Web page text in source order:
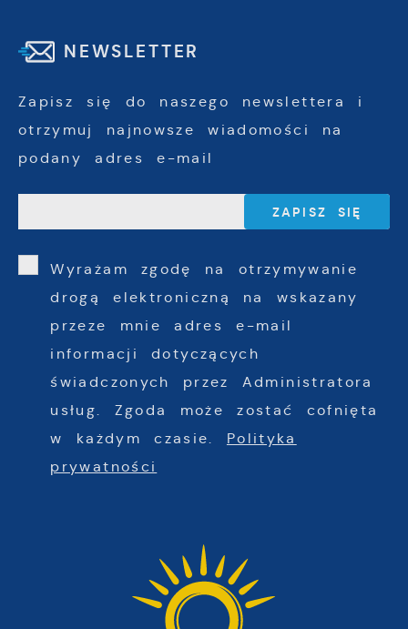
NEWSLETTER
Zapisz się do naszego newslettera i
otrzymuj najnowsze wiadomości na
podany adres e-mail
Wyrażam zgodę na otrzymywanie
drogą elektroniczną na wskazany
przeze mnie adres e-mail
informacji dotyczących
świadczonych przez Administratora
usług. Zgoda może zostać cofnięta
w każdym czasie. Polityka
prywatności